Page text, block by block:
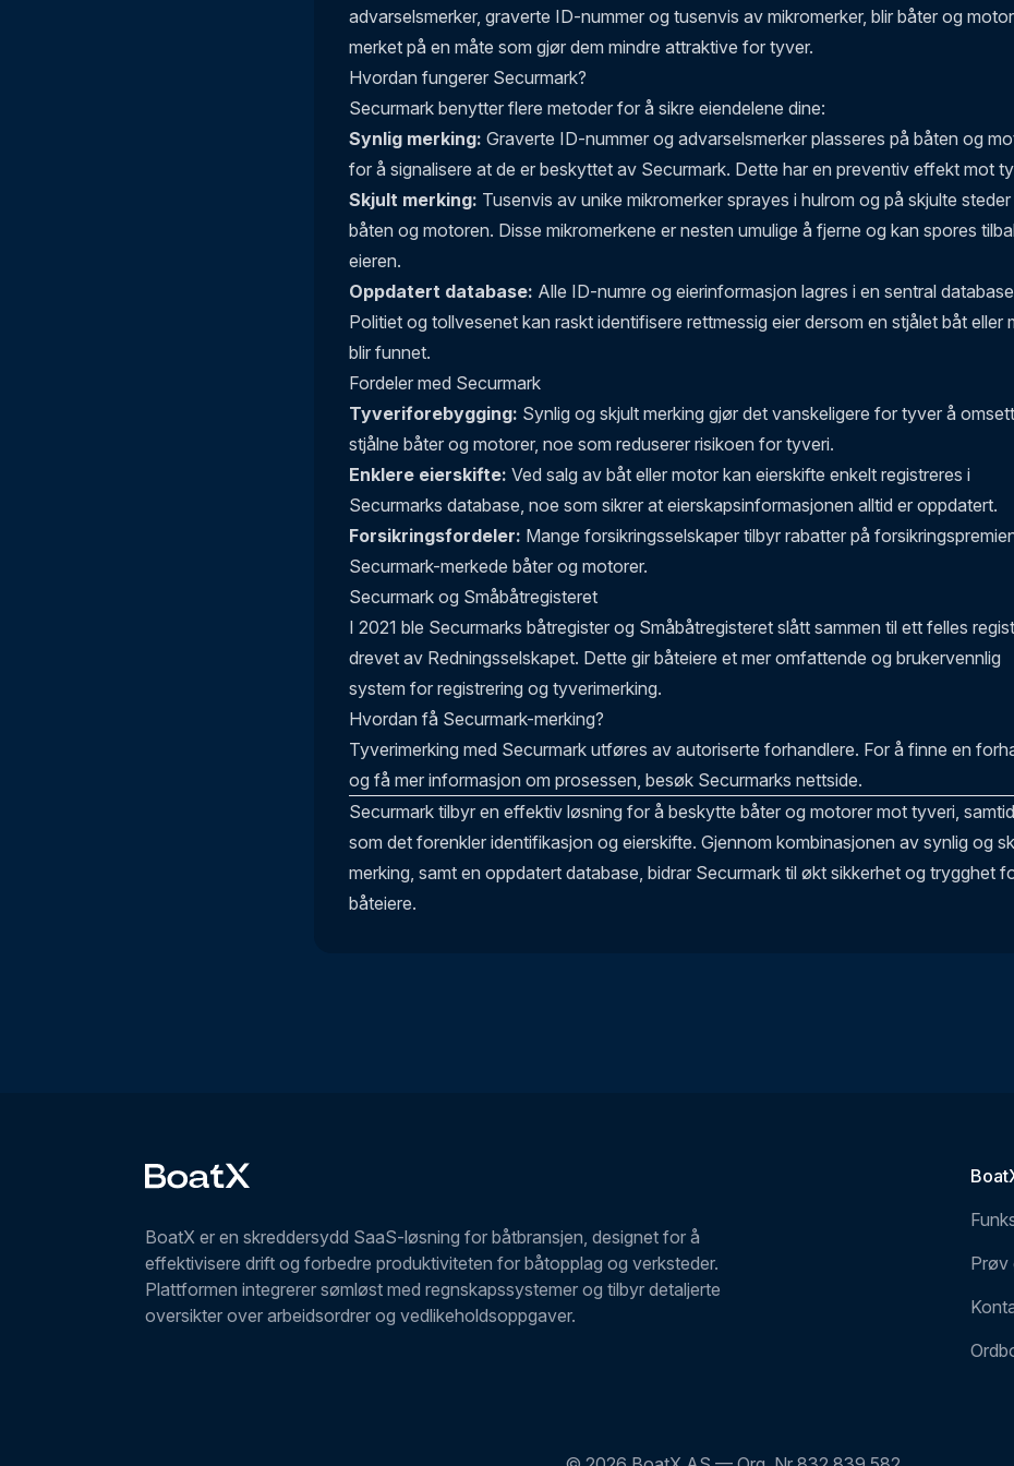
advarselsmerker, graverte ID-nummer og tusenvis av mikromerker, blir båter og
merket på en måte som gjør dem mindre attraktive for tyver.
Hvordan fungerer Securmark?
Securmark benytter flere metoder for å sikre eiendelene dine:
Synlig merking: Graverte ID-nummer og advarselsmerker plasseres på båten og
for å signalisere at de er beskyttet av Securmark. Dette har en preventiv effekt mot
Skjult merking: Tusenvis av unike mikromerker sprayes i hulrom og på skjulte steder
båten og motoren. Disse mikromerkene er nesten umulige å fjerne og kan spores
eieren.
Oppdatert database: Alle ID-numre og eierinformasjon lagres i en sentral
Politiet og tollvesenet kan raskt identifisere rettmessig eier dersom en stjålet båt eller
blir funnet.
Fordeler med Securmark
Tyveriforebygging: Synlig og skjult merking gjør det vanskeligere for tyver å
stjålne båter og motorer, noe som reduserer risikoen for tyveri.
Enklere eierskifte: Ved salg av båt eller motor kan eierskifte enkelt registreres i
Securmarks database, noe som sikrer at eierskapsinformasjonen alltid er oppdatert.
Forsikringsfordeler: Mange forsikringsselskaper tilbyr rabatter på
Securmark-merkede båter og motorer.
Securmark og Småbåtregisteret
I 2021 ble Securmarks båtregister og Småbåtregisteret slått sammen til ett felles
drevet av Redningsselskapet. Dette gir båteiere et mer omfattende og brukervennlig
system for registrering og tyverimerking.
Hvordan få Securmark-merking?
Tyverimerking med Securmark utføres av autoriserte forhandlere. For å finne en
og få mer informasjon om prosessen, besøk Securmarks nettside.
Securmark tilbyr en effektiv løsning for å beskytte båter og motorer mot tyveri,
som det forenkler identifikasjon og eierskifte. Gjennom kombinasjonen av synlig og
merking, samt en oppdatert database, bidrar Securmark til økt sikkerhet og trygghet
båteiere.
BoatX er en skreddersydd SaaS-løsning for båtbransjen, designet for å
effektivisere drift og forbedre produktiviteten for båtopplag og verksteder.
Plattformen integrerer sømløst med regnskapssystemer og tilbyr detaljerte
oversikter over arbeidsordrer og vedlikeholdsoppgaver.
Prøv